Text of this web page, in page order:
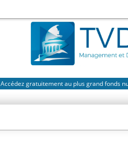
Accédez gratuitement au plus grand fonds